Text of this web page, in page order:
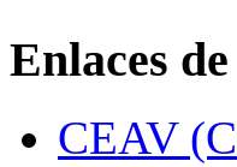
Enlaces
CEAV